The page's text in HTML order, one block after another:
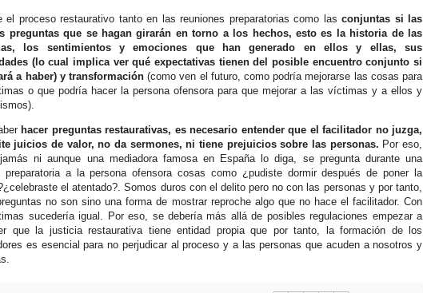
el proceso restaurativo tanto en las reuniones preparatorias como lasconjuntas si las
preguntas que se hagan girarán en torno a los hechos, esto es la historia de las
los sentimientos y emociones que han generado en ellos y ellas, sus
(lo cual implica ver qué expectativas tienen del posible encuentro conjunto si
a haber) y transformación (como ven el futuro, como podría mejorarse las cosas para
o que podría hacer la persona ofensora para que mejorar a las víctimas y a ellos y
hacer preguntas restaurativas, es necesario entender que el facilitador no juzga,
juicios de valor, no da sermones, ni tiene prejuicios sobre las personas. Por eso,
ni aunque una mediadora famosa en España lo diga, se pregunta durante una
preparatoria a la persona ofensora cosas como ¿pudiste dormir después de poner la
el atentado?. Somos duros con el delito pero no con las personas y por tanto,
no son sino una forma de mostrar reproche algo que no hace el facilitador. Con
sucedería igual. Por eso, se debería más allá de posibles regulaciones empezar a
que la justicia restaurativa tiene entidad propia que por tanto, la formación de los
es esencial para no perjudicar al proceso y a las personas que acuden a nosotros y